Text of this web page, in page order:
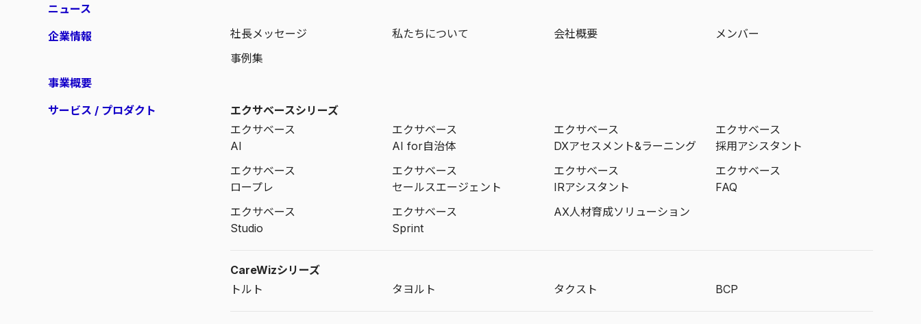
ニュース
企業情報
社長メッセージ 私たちについて 会社概要
メンバー
事例集
事業概要
サービス / プロダクト
エクサベースシリーズ
エクサベース
AI
エクサベース
AI for自治体
エクサベース
DXアセスメント&ラーニング
エクサベース
採用アシスタント
エクサベース
ロープレ
エクサベース
セールスエージェント
エクサベース
IRアシスタント
エクサベース
FAQ
エクサベース
Studio
エクサベース
Sprint
AX人材育成ソリューション
CareWizシリーズ
トルト
タヨルト タクスト BCP